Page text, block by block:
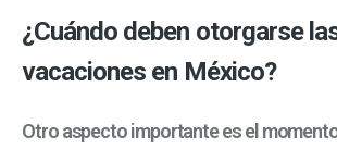
¿Cuándo deben otorgarse
vacaciones en México?
Otro aspecto importante es el